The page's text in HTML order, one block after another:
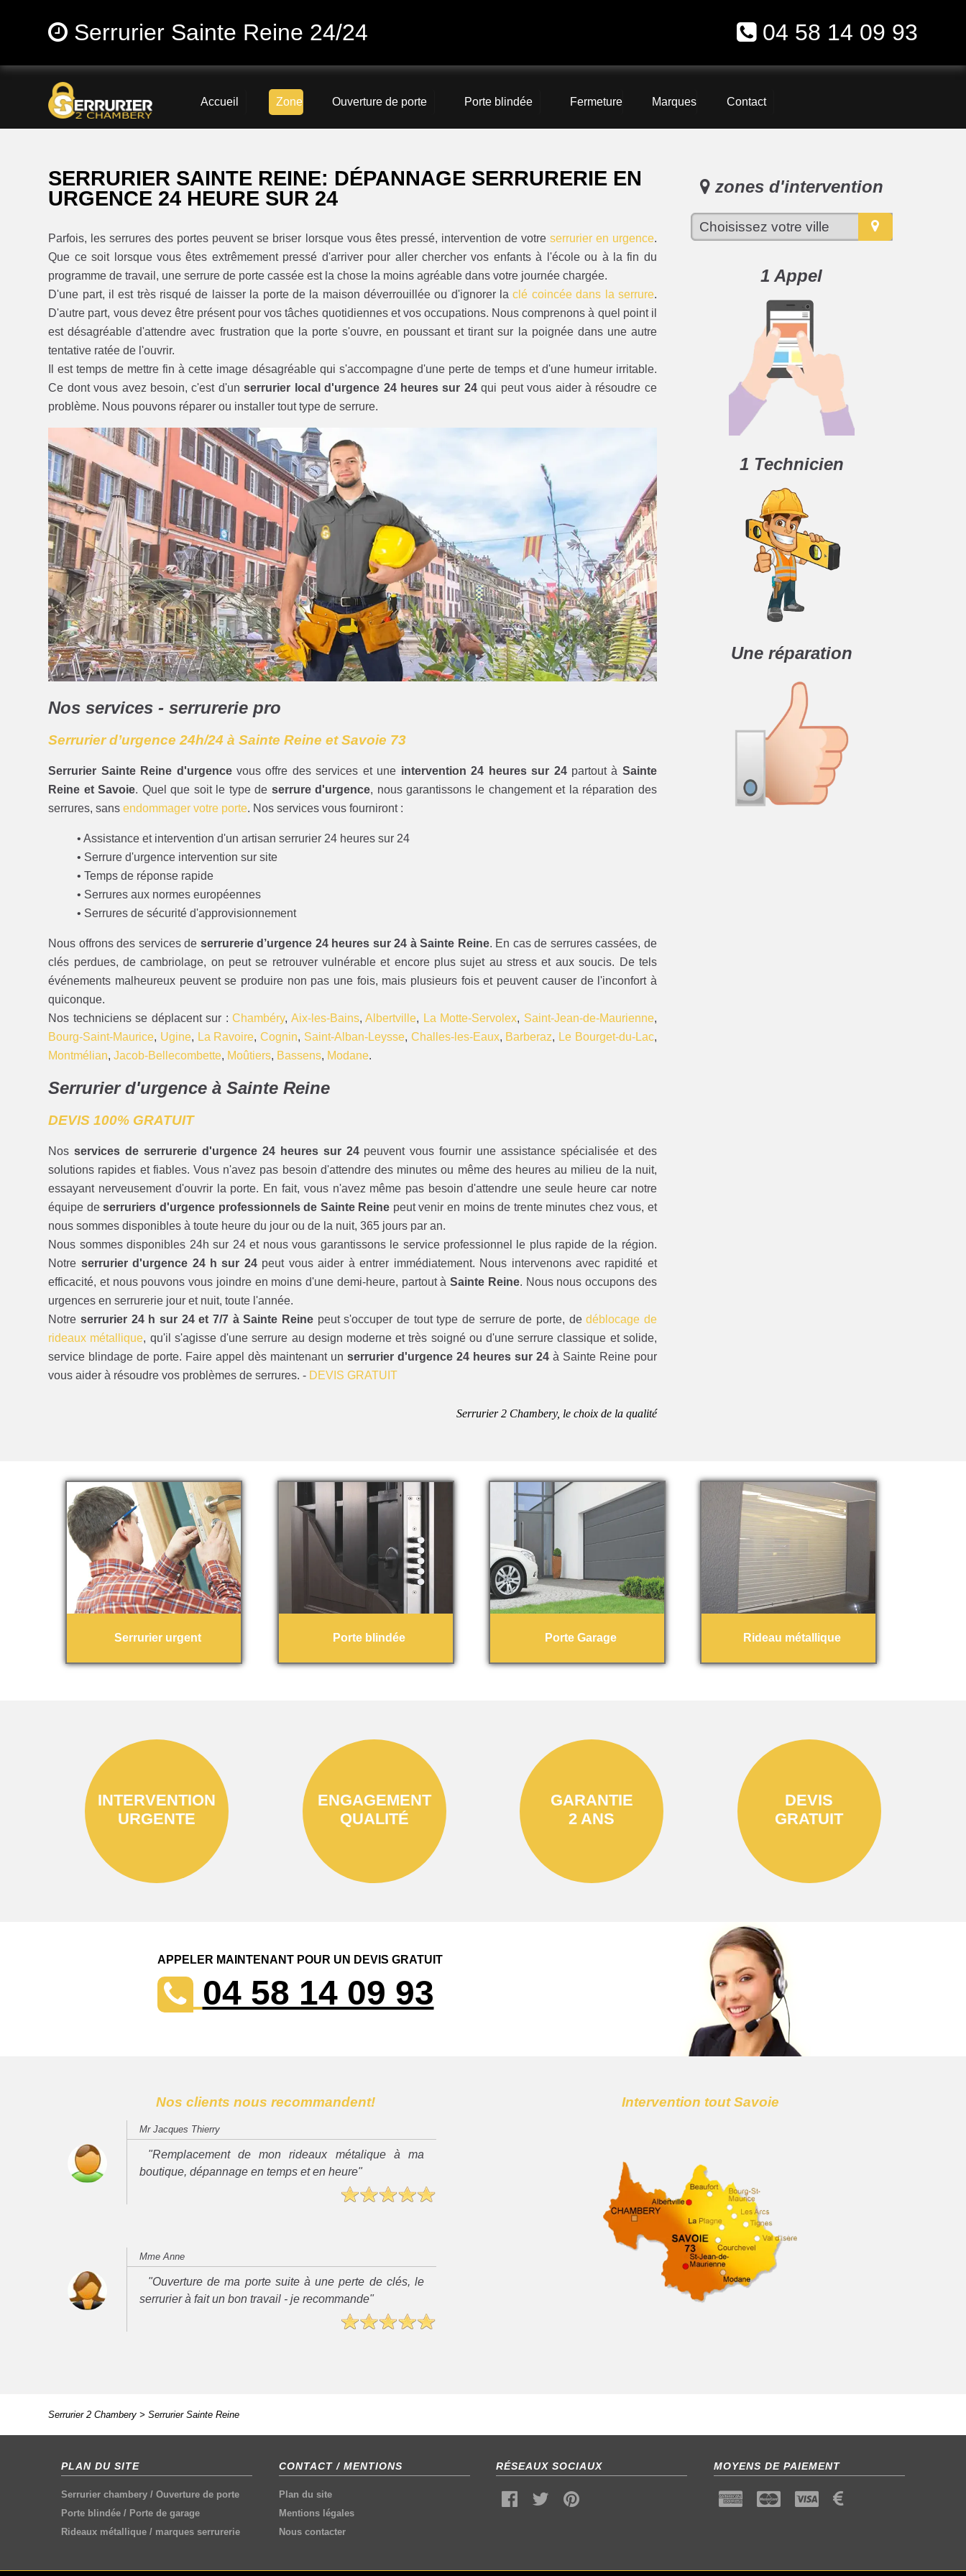
Serrurier Sainte Reine 24/24 04 58 14 09 93
Accueil Zone Ouverture de porte Porte blindée Fermeture Marques Contact
SERRURIER SAINTE REINE: DÉPANNAGE SERRURERIE EN
URGENCE 24 HEURE SUR 24
Parfois, les serrures des portes peuvent se briser lorsque vous êtes pressé, intervention de votre serrurier en urgence.
Que ce soit lorsque vous êtes extrêmement pressé d'arriver pour aller chercher vos enfants à l'école ou à la fin du
programme de travail, une serrure de porte cassée est la chose la moins agréable dans votre journée chargée.
D'une part, il est très risqué de laisser la porte de la maison déverrouillée ou d'ignorer laclé coincée dans la serrure.
D'autre part, vous devez être présent pour vos tâches quotidiennes et vos occupations. Nous comprenons à quel point il
est désagréable d'attendre avec frustration que la porte s'ouvre, en poussant et tirant sur la poignée dans une autre
tentative ratée de l'ouvrir.
Il est temps de mettre fin à cette image désagréable qui s'accompagne d'une perte de temps et d'une humeur irritable.
Ce dont vous avez besoin, c'est d'unserrurier local d'urgence 24 heures sur 24qui peut vous aider à résoudre ce
problème. Nous pouvons réparer ou installer tout type de serrure.
Nos services - serrurerie pro
Serrurier d’urgence 24h/24 à Sainte Reine et Savoie 73
Serrurier Sainte Reine d'urgencevous offre des services et une intervention 24 heures sur 24partout à Sainte
Reine et Savoie. Quel que soit le type de serrure d'urgence, nous garantissons le changement et la réparation des
serrures, sansendommager votre porte. Nos services vous fourniront :
• Assistance et intervention d'un artisan serrurier 24 heures sur 24
• Serrure d'urgence intervention sur site
• Temps de réponse rapide
• Serrures aux normes européennes
• Serrures de sécurité d'approvisionnement
Nous offrons des services de serrurerie d’urgence 24 heures sur 24 à Sainte Reine. En cas de serrures cassées, de
clés perdues, de cambriolage, on peut se retrouver vulnérable et encore plus sujet au stress et aux soucis. De tels
événements malheureux peuvent se produire non pas une fois, mais plusieurs fois et peuvent causer de l'inconfort à
quiconque.
Nos techniciens se déplacent sur :Chambéry, Aix-les-Bains,Albertville, La Motte-Servolex, Saint-Jean-de-Maurienne,
Bourg-Saint-Maurice, Ugine, La Ravoire,Cognin, Saint-Alban-Leysse, Challes-les-Eaux, Barberaz, Le Bourget-du-Lac,
Montmélian,Jacob-Bellecombette, Moûtiers, Bassens, Modane.
Serrurier d'urgence à Sainte Reine
DEVIS 100% GRATUIT
Nosservices de serrurerie d'urgence 24 heures sur 24peuvent vous fournir une assistance spécialisée et des
solutions rapides et fiables. Vous n'avez pas besoin d'attendre des minutes ou même des heures au milieu de la nuit,
essayant nerveusement d'ouvrir la porte. En fait, vous n'avez même pas besoin d'attendre une seule heure car notre
équipe deserruriers d'urgence professionnels de Sainte Reine peut venir en moins de trente minutes chez vous, et
nous sommes disponibles à toute heure du jour ou de la nuit, 365 jours par an.
Nous sommes disponibles 24h sur 24 et nous vous garantissons le service professionnel le plus rapide de la région.
Notre serrurier d'urgence 24 h sur 24peut vous aider à entrer immédiatement. Nous intervenons avec rapidité et
efficacité, et nous pouvons vous joindre en moins d'une demi-heure, partout àSainte Reine. Nous nous occupons des
urgences en serrurerie jour et nuit, toute l'année.
Notre serrurier 24 h sur 24 et 7/7 à Sainte Reinepeut s'occuper de tout type de serrure de porte, dedéblocage de
rideaux métallique, qu'il s'agisse d'une serrure au design moderne et très soigné ou d'une serrure classique et solide,
service blindage de porte. Faire appel dès maintenant unserrurier d'urgence 24 heures sur 24à Sainte Reine pour
vous aider à résoudre vos problèmes de serrures. - DEVIS GRATUIT
Serrurier 2 Chambery, le choix de la qualité
zones d'intervention
1 Appel
1 Technicien
Une réparation
Serrurier urgent Porte blindée Porte Garage Rideau métallique
INTERVENTION
URGENTE
ENGAGEMENT
QUALITÉ
GARANTIE
2 ANS
DEVIS
GRATUIT
APPELER MAINTENANT POUR UN DEVIS GRATUIT
04 58 14 09 93
Nos clients nous recommandent!
Mr Jacques Thierry
"Remplacement de mon rideaux métalique à ma
boutique, dépannage en temps et en heure"
Mme Anne
"Ouverture de ma porte suite à une perte de clés, le
serrurier à fait un bon travail - je recommande"
Intervention tout Savoie
Serrurier 2 Chambery> Serrurier Sainte Reine
PLAN DU SITE
Serrurier chambery /Ouverture de porte
Porte blindée / Porte de garage
Rideaux métallique / marques serrurerie
CONTACT / MENTIONS
Plan du site
Mentions légales
Nous contacter
RÉSEAUX SOCIAUX MOYENS DE PAIEMENT